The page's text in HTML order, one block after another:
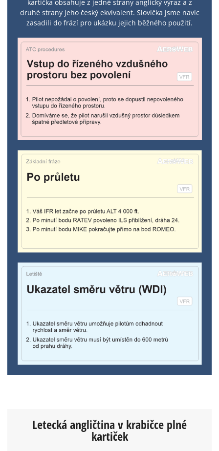
kartička obsahuje z jedné strany anglický výraz a z
druhé strany jeho český ekvivalent. Slovíčka jsme navíc
zasadili do frází pro ukázku jejich běžného použití.​
Letecká angličtina v krabičce plné
kartiček